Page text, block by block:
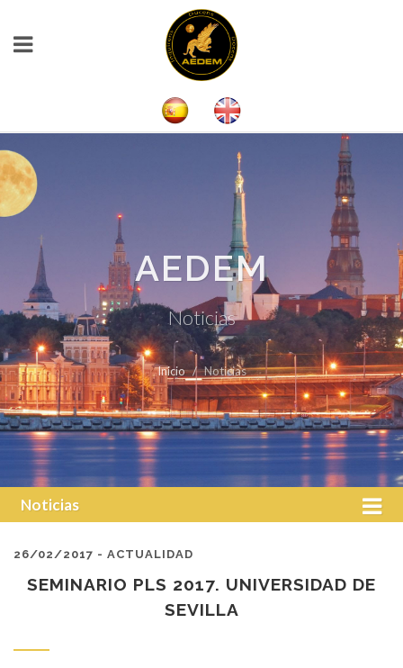
AEDEM
Noticias
Inicio Noticias
Noticias
26/02/2017 - ACTUALIDAD
SEMINARIO PLS 2017. UNIVERSIDAD DE
SEVILLA